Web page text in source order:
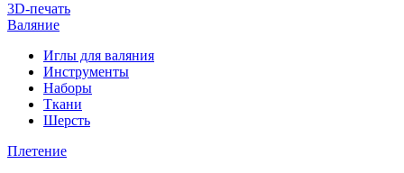
3D-печать
Валяние
Иглы для валяния
Инструменты
Наборы
Ткани
Шерсть
Плетение